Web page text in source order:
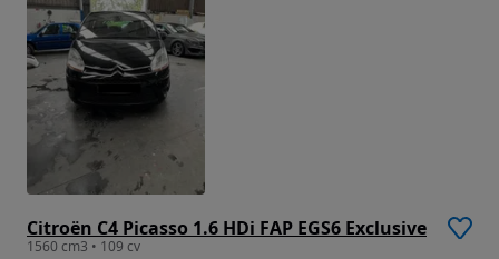
Citroën C4 Picasso 1.6 HDi FAP EGS6 Exclusive
1560 cm3 • 109 cv